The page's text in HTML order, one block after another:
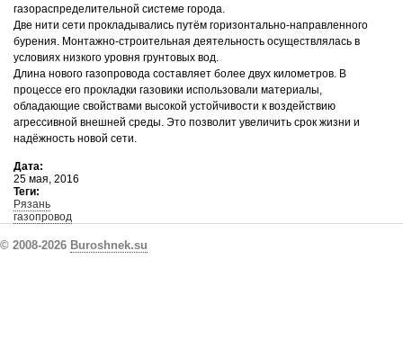
газораспределительной системе города.
Две нити сети прокладывались путём горизонтально-направленного
бурения. Монтажно-строительная деятельность осуществлялась в
условиях низкого уровня грунтовых вод.
Длина нового газопровода составляет более двух километров. В
процессе его прокладки газовики использовали материалы,
обладающие свойствами высокой устойчивости к воздействию
агрессивной внешней среды. Это позволит увеличить срок жизни и
надёжность новой сети.
Дата:
25 мая, 2016
Теги:
Рязань
газопровод
© 2008-2026 Buroshnek.su